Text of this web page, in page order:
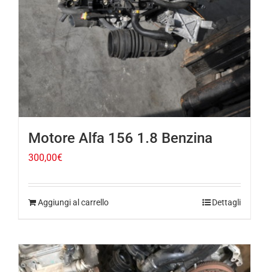
Motore Alfa 156 1.8 Benzina
300,00€
Aggiungi al carrello Dettagli